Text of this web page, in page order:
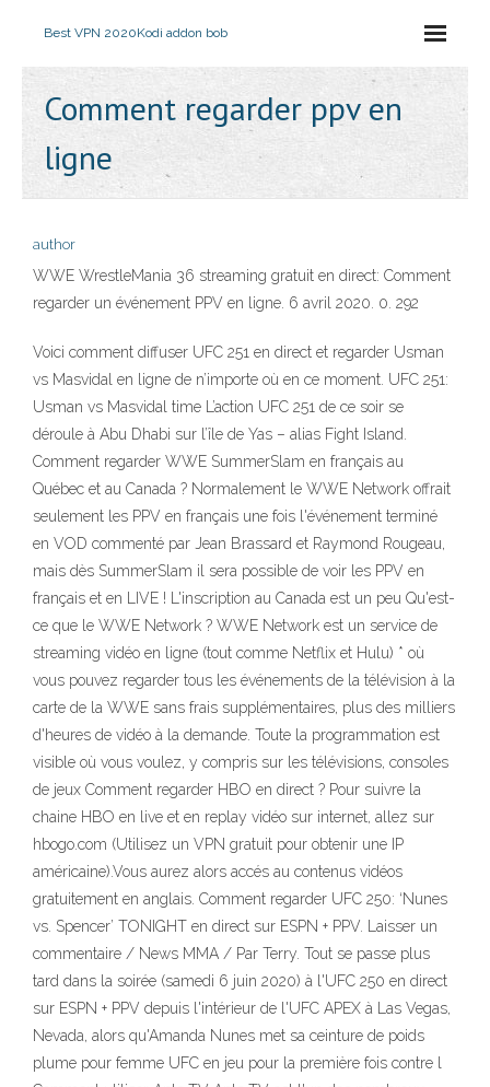
Best VPN 2020Kodi addon bob
Comment regarder ppv en
ligne
author
WWE WrestleMania 36 streaming gratuit en direct: Comment
regarder un événement PPV en ligne. 6 avril 2020. 0. 292
Voici comment diffuser UFC 251 en direct et regarder Usman
vs Masvidal en ligne de n’importe où en ce moment. UFC 251:
Usman vs Masvidal time L’action UFC 251 de ce soir se
déroule à Abu Dhabi sur l’île de Yas – alias Fight Island.
Comment regarder WWE SummerSlam en français au
Québec et au Canada ? Normalement le WWE Network offrait
seulement les PPV en français une fois l'événement terminé
en VOD commenté par Jean Brassard et Raymond Rougeau,
mais dès SummerSlam il sera possible de voir les PPV en
français et en LIVE ! L'inscription au Canada est un peu Qu'est-
ce que le WWE Network ? WWE Network est un service de
streaming vidéo en ligne (tout comme Netflix et Hulu) * où
vous pouvez regarder tous les événements de la télévision à la
carte de la WWE sans frais supplémentaires, plus des milliers
d'heures de vidéo à la demande. Toute la programmation est
visible où vous voulez, y compris sur les télévisions, consoles
de jeux Comment regarder HBO en direct ? Pour suivre la
chaine HBO en live et en replay vidéo sur internet, allez sur
hbogo.com (Utilisez un VPN gratuit pour obtenir une IP
américaine).Vous aurez alors accés au contenus vidéos
gratuitement en anglais. Comment regarder UFC 250: ‘Nunes
vs. Spencer’ TONIGHT en direct sur ESPN + PPV. Laisser un
commentaire / News MMA / Par Terry. Tout se passe plus
tard dans la soirée (samedi 6 juin 2020) à l'UFC 250 en direct
sur ESPN + PPV depuis l'intérieur de l'UFC APEX à Las Vegas,
Nevada, alors qu'Amanda Nunes met sa ceinture de poids
plume pour femme UFC en jeu pour la première fois contre l